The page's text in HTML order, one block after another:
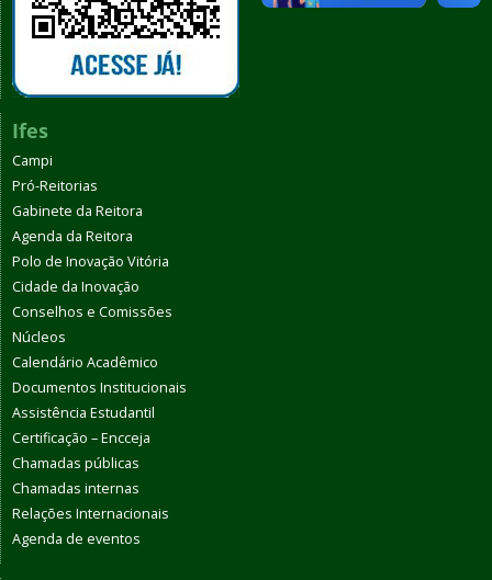
Ifes
Campi
Pró-Reitorias
Gabinete da Reitora
Agenda da Reitora
Polo de Inovação Vitória
Cidade da Inovação
Conselhos e Comissões
Núcleos
Calendário Acadêmico
Documentos Institucionais
Assistência Estudantil
Certificação – Encceja
Chamadas públicas
Chamadas internas
Relações Internacionais
Agenda de eventos